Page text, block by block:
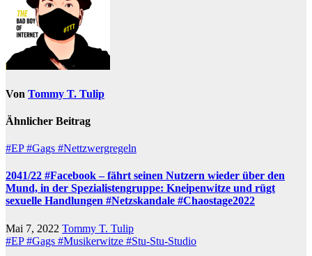
Von Tommy T. Tulip
Ähnlicher Beitrag
#EP#Gags #Nettzwergregeln
2041/22 #Facebook – fährt seinen Nutzern wieder über den
Mund, in der Spezialistengruppe: Kneipenwitze und rügt
sexuelle Handlungen #Netzskandale #Chaostage2022
Mai 7, 2022 Tommy T. Tulip
#EP#Gags #Musikerwitze #Stu-Stu-Studio